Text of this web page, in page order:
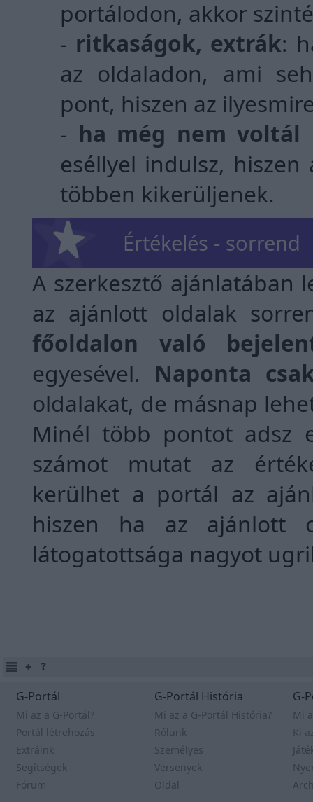
portálodon, akkor
- ritkaságok, extrák:
az oldaladon, ami
pont, hiszen az
- ha még nem
eséllyel indulsz,
többen kikerüljenek.
Értékelés - sorrend
A szerkesztő ajánlatában
az ajánlott oldalak
főoldalon való
egyesével. Naponta
oldalakat, de másnap
Minél több pontot adsz
számot mutat az
kerülhet a portál az
hiszen ha az
látogatottsága nagyot
G-Portál
Mi az a G-Portál?
Portál létrehozás
Extráink
Segítségek
Fórum
G-Portál História
Mi az a G-Portál História?
Rólunk
Személyes
Versenyek
Oldal
G-
Mi
Ki